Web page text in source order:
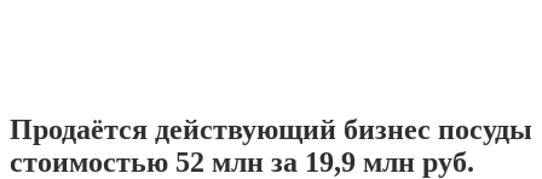
Продаётся действующий бизнес посуды
стоимостью 52 млн за 19,9 млн руб.